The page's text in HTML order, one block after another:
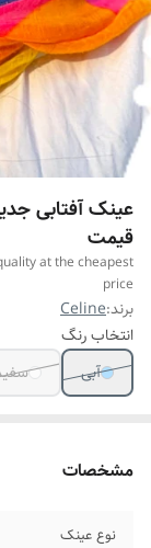
قیمت
at the cheapest
price
برند:Celine
انتخاب رنگ
آبی
مشخصات
نوع عینک